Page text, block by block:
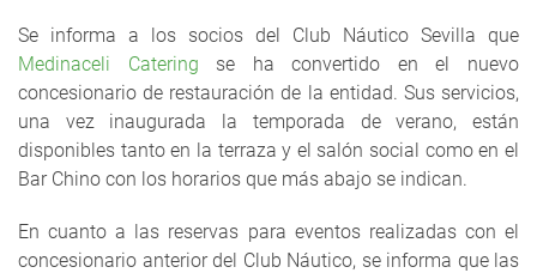
Se informa a los socios del Club Náutico Sevilla que
Medinaceli Catering se ha convertido en el nuevo
concesionario de restauración de la entidad. Sus servicios,
una vez inaugurada la temporada de verano, están
disponibles tanto en la terraza y el salón social como en el
Bar Chino con los horarios que más abajo se indican.
En cuanto a las reservas para eventos realizadas con el
concesionario anterior del Club Náutico, se informa que las